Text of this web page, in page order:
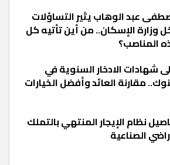
عبد الوهاب يثير التساؤلات
وزارة الإسكان.. من أين تأتيه كل
المناصب؟
شهادات الادخار السنوية في
مقارنة العائد وأفضل الخيارات
نظام الإيجار المنتهي بالتملك
الصناعية